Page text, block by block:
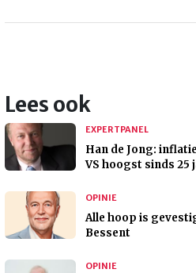
Lees ook
EXPERTPANEL
Han de Jong:
VS hoogst sinds 25
OPINIE
Alle hoop is
Bessent
OPINIE